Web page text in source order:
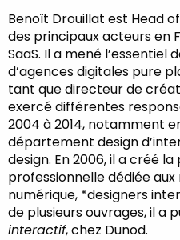
Benoît Drouillat est Head of
des principaux acteurs en
SaaS. Il a mené l’essentiel
d’agences digitales pure
tant que directeur de
exercé différentes
2004 à 2014, notamment
département design
design. En 2006, il a créé
professionnelle dédiée
numérique, *designers
de plusieurs ouvrages, il a
interactif, chez Dunod.